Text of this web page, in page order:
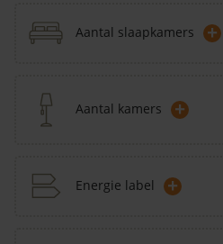
Aantal slaapkamers +
Aantal kamers +
Energie label +